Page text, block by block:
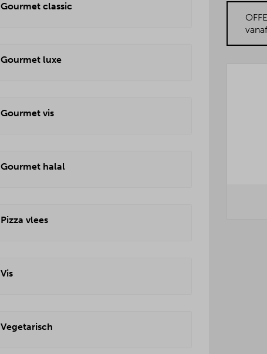
Gourmet classic
Gourmet luxe
Gourmet vis
Gourmet halal
Pizza vlees
Vis
Vegetarisch